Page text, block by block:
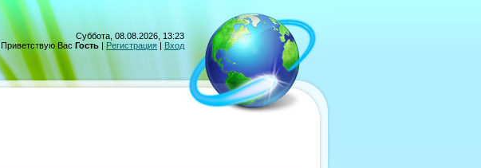
Суббота, 08.08.2026, 13:23
Приветствую Вас Гость | Регистрация | Вход